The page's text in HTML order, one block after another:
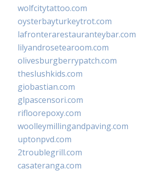
wolfcitytattoo.com
oysterbayturkeytrot.com
lafronterarestauranteybar.com
lilyandrosetearoom.com
olivesburgberrypatch.com
theslushkids.com
giobastian.com
glpascensori.com
rifloorepoxy.com
woolleymillingandpaving.com
uptonpvd.com
2troublegrill.com
casateranga.com